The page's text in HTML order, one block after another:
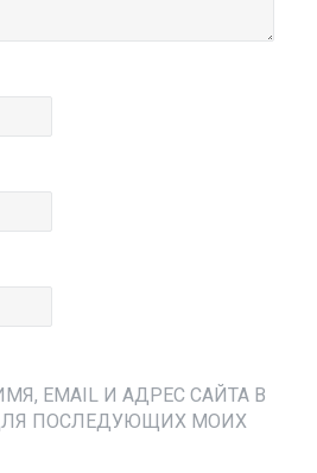
EMAIL И АДРЕС САЙТА В
ПОСЛЕДУЮЩИХ МОИХ